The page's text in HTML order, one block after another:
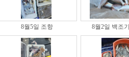
8월5일 조항 8월2일 백조